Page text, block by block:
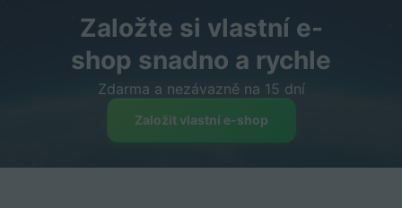
Založte si vlastní e-
shop snadno a rychle
Zdarma a nezávazně na 15 dní
Založit vlastní e-shop